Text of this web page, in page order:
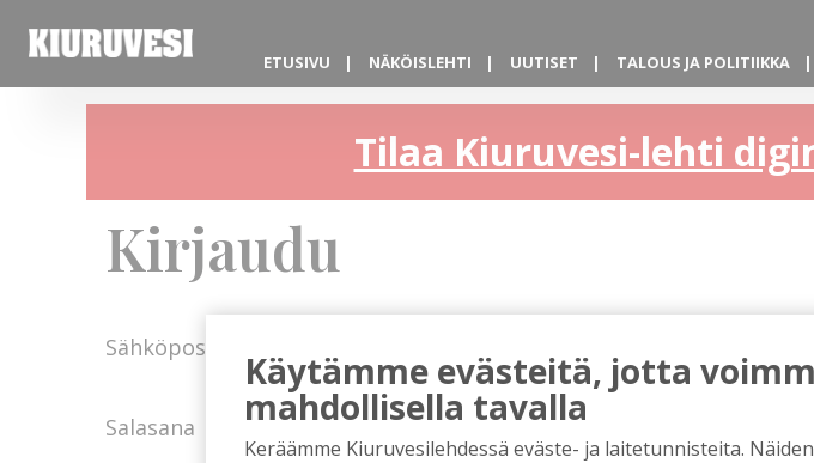
ETUSIVU
NÄKÖISLEHTI UUTISET TALOUS JA POLITIIKKA
Tilaa Kiuruvesi-lehti
Kirjaudu
Sähköposti
Salasana
Käytämme evästeitä, jotta
mahdollisella tavalla
Keräämme Kiuruvesilehdessä eväste- ja laitetunnisteita.